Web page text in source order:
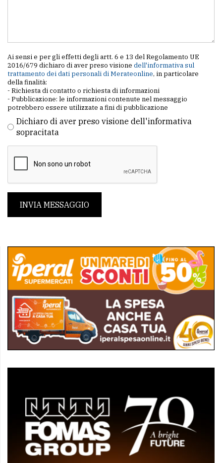
Ai sensi e per gli effetti degli artt. 6 e 13 del Regolamento UE
2016/679 dichiaro di aver preso visione dell'informativa sul
trattamento dei dati personali di Merateonline, in particolare
della finalità:
- Richiesta di contatto o richiesta di informazioni
- Pubblicazione: le informazioni contenute nel messaggio
potrebbero essere utilizzate a fini di pubblicazione
Dichiaro di aver preso visione dell'informativa
sopracitata
INVIA MESSAGGIO